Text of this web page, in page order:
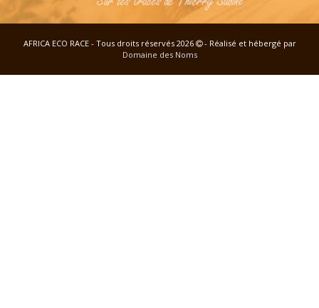
AFRICA ECO RACE - Tous droits réservés 2026
- Réalisé et hébergé par
Domaine des Noms